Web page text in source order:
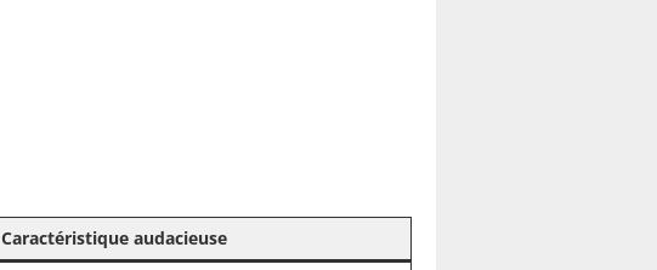
Caractéristique audacieuse